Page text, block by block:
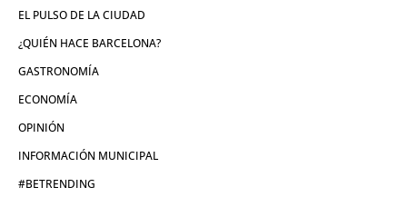
EL PULSO DE LA CIUDAD
¿QUIÉN HACE BARCELONA?
GASTRONOMÍA
ECONOMÍA
OPINIÓN
INFORMACIÓN MUNICIPAL
#BETRENDING